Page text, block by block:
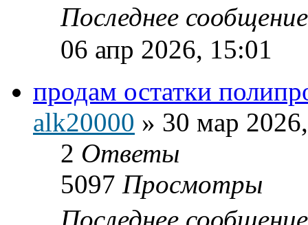
Последнее
06 апр 2026, 15:01
продам остатки
alk20000 » 30 мар
2 Ответы
5097 Просмотры
Последнее